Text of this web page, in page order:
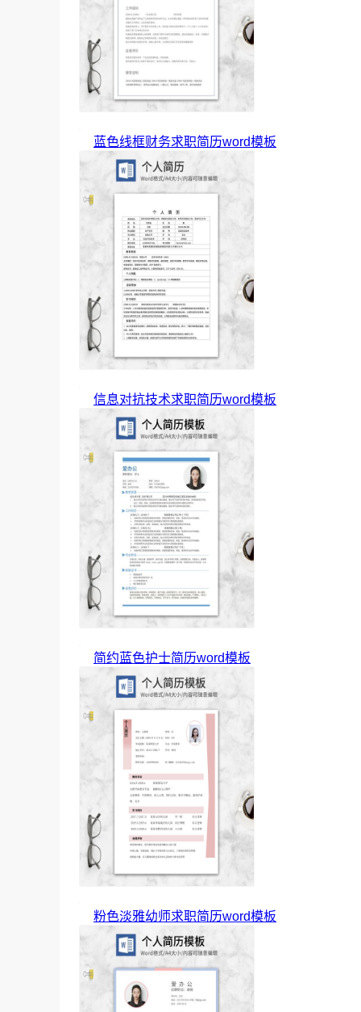
蓝色线框财务求职简历word模板
信息对抗技术求职简历word模板
简约蓝色护士简历word模板
粉色淡雅幼师求职简历word模板